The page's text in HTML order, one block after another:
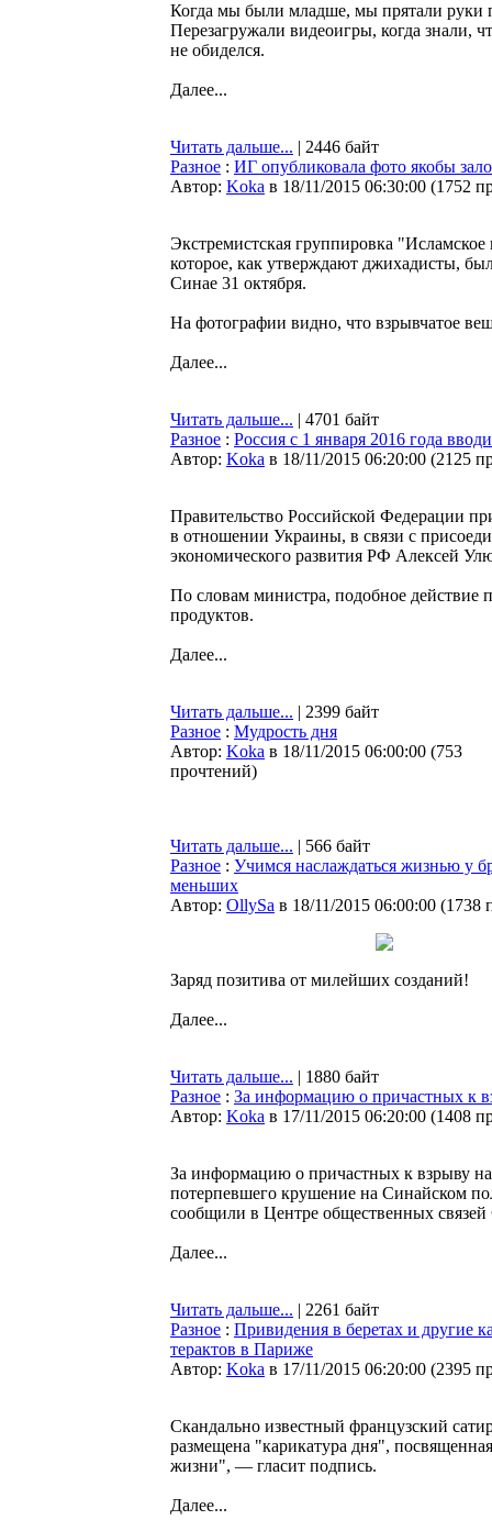
Когда мы были младше, мы прятали руки
Перезагружали видеоигры, когда знали,
не обиделся.
Далее...
Читать дальше... | 2446 байт
Разное : ИГ опубликовала фото якобы
Автор: Koka в 18/11/2015 06:30:00 (1752
Экстремистская группировка
которое, как утверждают джихадисты,
Синае 31 октября.
На фотографии видно, что взрывчатое
Далее...
Читать дальше... | 4701 байт
Разное : Россия с 1 января 2016 года
Автор: Koka в 18/11/2015 06:20:00 (2125
Правительство Российской Федерации
в отношении Украины, в связи с
экономического развития РФ Алексей
По словам министра, подобное действие
продуктов.
Далее...
Читать дальше... | 2399 байт
Разное : Мудрость дня
Автор: Koka в 18/11/2015 06:00:00 (753
прочтений)
Читать дальше... | 566 байт
Разное : Учимся наслаждаться жизнью у
меньших
Автор: OllySa в 18/11/2015 06:00:00 (1738
Заряд позитива от милейших созданий!
Далее...
Читать дальше... | 1880 байт
Разное : За информацию о причастных к
Автор: Koka в 17/11/2015 06:20:00 (1408
За информацию о причастных к взрыву
потерпевшего крушение на Синайском
сообщили в Центре общественных
Далее...
Читать дальше... | 2261 байт
Разное : Привидения в беретах и другие
терактов в Париже
Автор: Koka в 17/11/2015 06:20:00 (2395
Скандально известный французский
размещена "карикатура дня",
жизни", — гласит подпись.
Далее...